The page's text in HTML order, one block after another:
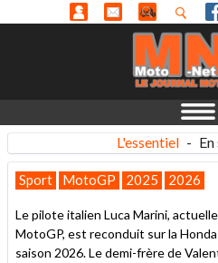
L'essentiel -
Sport MotoGP 2025 2026
Le pilote italien Luca Marini,
MotoGP, est reconduit sur la
saison 2026. Le demi-frère de